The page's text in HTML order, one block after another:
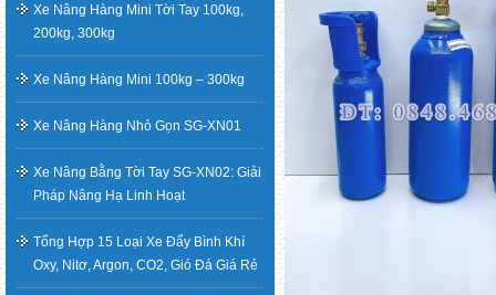
Xe Nâng Hàng Mini Tời Tay 100kg,
200kg, 300kg
Xe Nâng Hàng Mini 100kg – 300kg
Xe Nâng Hàng Nhỏ Gọn SG-XN01
Xe Nâng Bằng Tời Tay SG-XN02: Giải
Pháp Nâng Hạ Linh Hoạt
Tổng Hợp 15 Loại Xe Đẩy Bình Khí
Oxy, Nitơ, Argon, CO2, Gió Đá Giá Rẻ